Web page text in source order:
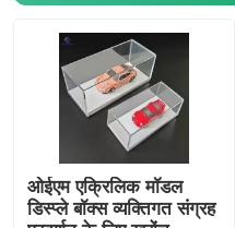
ओईएम एक्रिलिक मॉडल
डिस्प्ले बॉक्स व्यक्तिगत संग्रह